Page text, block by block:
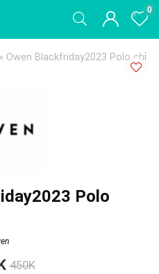
0
» Owen Blackfriday2023 Polo chỉ
Polo
450K